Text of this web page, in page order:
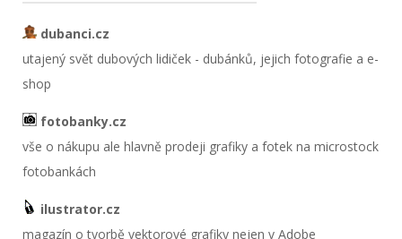
dubanci.cz
utajený svět dubových lidiček - dubánků, jejich fotografie a e-
shop
fotobanky.cz
vše o nákupu ale hlavně prodeji grafiky a fotek na microstock
fotobankách
ilustrator.cz
magazín o tvorbě vektorové grafiky nejen v Adobe